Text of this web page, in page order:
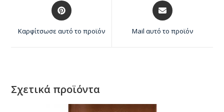
Καρφίτσωσε αυτό το προϊόν Mail αυτό το προϊόν
Σχετικά προϊόντα